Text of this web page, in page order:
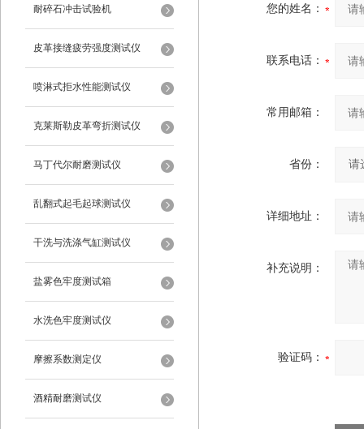
耐碎石冲击试验机
皮革接缝疲劳强度测试仪
喷淋式拒水性能测试仪
克莱斯勒皮革弯折测试仪
马丁代尔耐磨测试仪
乱翻式起毛起球测试仪
干洗与洗涤气缸测试仪
盐雾色牢度测试箱
水洗色牢度测试仪
摩擦系数测定仪
酒精耐磨测试仪
您的姓名：
联系电话：
常用邮箱：
省份：
详细地址：
补充说明：
验证码：